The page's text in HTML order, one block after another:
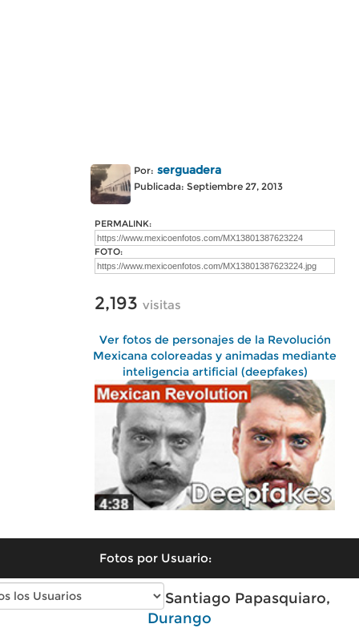
Por: serguadera
Publicada: Septiembre 27, 2013
PERMALINK:
FOTO:
2,193 visitas
Ver fotos de personajes de la Revolución
Mexicana coloreadas y animadas mediante
inteligencia artificial (deepfakes)
Fotos por Usuario:
Fotos antiguas de Santiago Papasquiaro,
Durango